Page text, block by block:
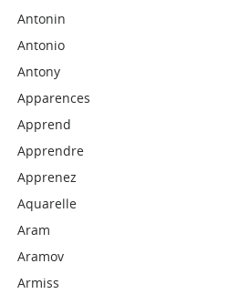
Antonin
Antonio
Antony
Apparences
Apprend
Apprendre
Apprenez
Aquarelle
Aram
Aramov
Armiss